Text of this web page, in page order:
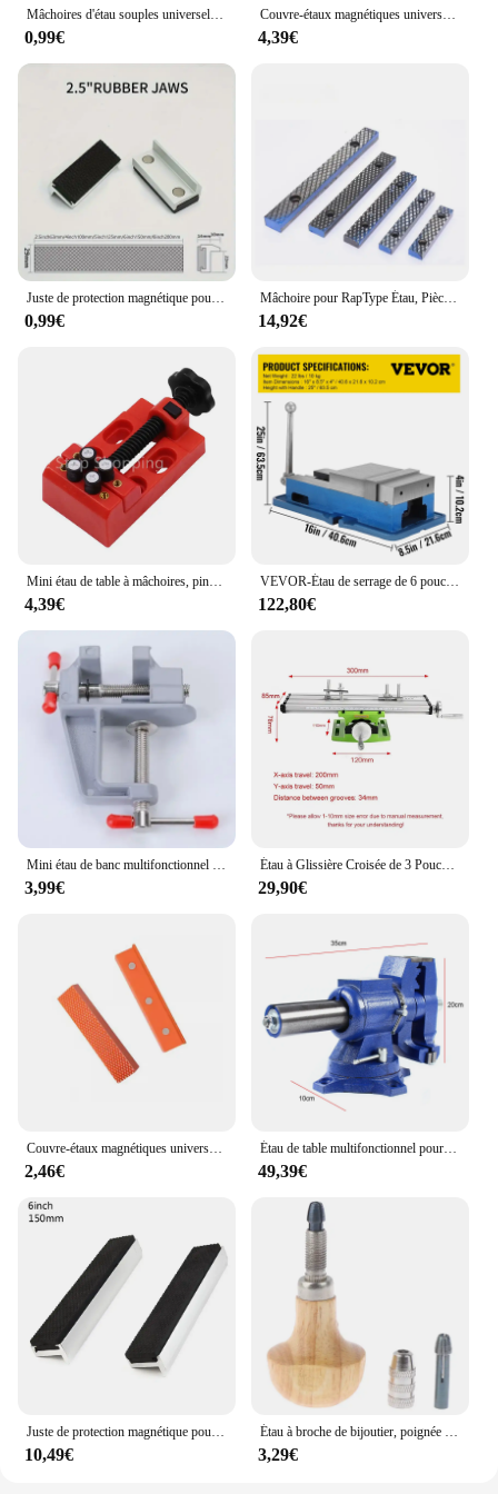
Mâchoires d'étau souples universelles, couvercles de coussinets d'étau, protecteur polyvalent pour tout étau en métal, argent, 3 po, 4 po, 5 po, 6/8 po, 2 pièces
0,99€
Couvre-étaux magnétiques universels, mâchoires d'étau souples, couvercles de coussinets, protecteur pour banc d'étau en métal, allumer es-outils, 2 pièces
4,39€
Juste de protection magnétique pour étau, 2.5-8 mâchoires, en alliage de caoutchouc, outils à main, banc, accessoires
0,99€
Mâchoire pour RapType Étau, Pièce d'Étau, 3/4/5-10 Pouces, 2 Pièces/Ensemble, Nouveau
14,92€
4,39€
VEVOR-Étau de serrage de 6 pouces pour machine NC/CNC, pince de banc à super verrouillage, haute précision avec mâchoire de 1-3 et 4 pouces
122,80€
3,99€
Étau à Glissière Croisée de 3 Pouces, Table Composée, Banc de Table de Travail, Corps en Alliage d'Alunimun pour le Fraisage et le Perçage
29,90€
2,46€
Étau de table multifonctionnel pour fraiseuse, rotation à 360 °, parallèle, rapIndustrial, banc, 4/5 pouces
49,39€
10,49€ 3,29€